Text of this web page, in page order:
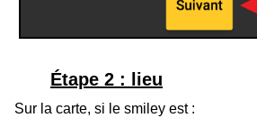
Étape 2 : lieu
Sur la carte, si le smiley est :